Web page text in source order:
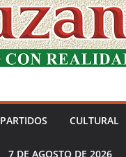
PARTIDOS CULTURAL
7 DE AGOSTO DE 2026